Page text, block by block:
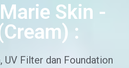
Skin -
:​
UV Filter dan Foundation